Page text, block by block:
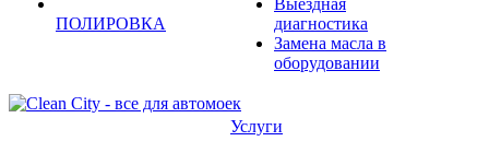
ПОЛИРОВКА
Выездная
диагностика
Замена масла в
оборудовании
Услуги